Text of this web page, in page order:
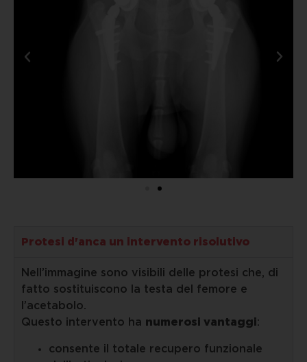
Protesi d'anca un intervento risolutivo
Nell’immagine sono visibili delle protesi che, di
fatto sostituiscono la testa del femore e
l’acetabolo.
Questo intervento ha numerosi vantaggi :
consente il totale recupero funzionale